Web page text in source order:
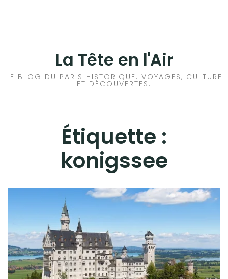
Aller
La Tête en l'Air
LE BLOG DU PARIS HISTORIQUE. VOYAGES, CULTURE
ET DÉCOUVERTES.
Étiquette :
konigssee
HISTOIRES EN ILE DE FRANCE
VOYAGES À L’ÉTRANGER